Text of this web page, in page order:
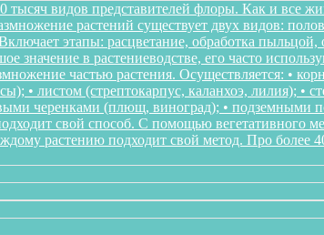
тысяч видов представителей флоры. Как и все
растений существует двух видов:
этапы: расцветание, обработка
значение в растениеводстве, его часто
частью растения. Осуществляется: •
• листом (стрептокарпус, каланхоэ, лилия); •
черенками (плющ, виноград); • подземными
свой способ. С помощью вегетативного
растению подходит свой метод. Про